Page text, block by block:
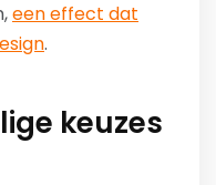
een effect dat
.
keuzes